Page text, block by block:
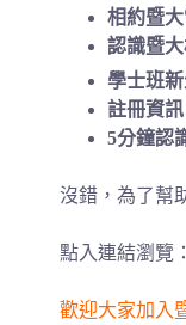
相約暨
認識暨
學士班
註冊資訊
5分鐘認
沒錯，為了幫
點入連結瀏覽：
歡迎大家加入